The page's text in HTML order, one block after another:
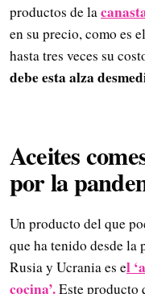
productos de la
en su precio, como es
hasta tres veces su
debe esta alza
Aceites
por la
Un producto del que
que ha tenido desde la
Rusia y Ucrania es el
cocina’.Este producto